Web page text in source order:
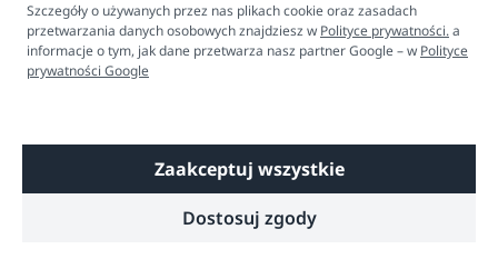
Copyright © 2026 Dobre Liski - Bezpieczne dzieci, spokojne mamy
Szczegóły o używanych przez nas plikach cookie oraz zasadach
przetwarzania danych osobowych znajdziesz w Polityce prywatności.a
informacje o tym, jak dane przetwarza nasz partner Google – w Polityce
prywatności Google
Dostosuj zgody
Zaakceptuj wszystkie